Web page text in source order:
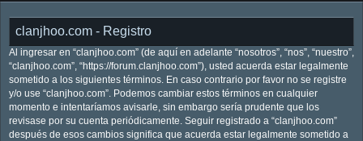
clanjhoo.com - Registro
Al ingresar en “clanjhoo.com” (de aquí en adelante “nosotros”, “nos”, “nuestro”,
“clanjhoo.com”, “https://forum.clanjhoo.com”), usted acuerda estar legalmente
sometido a los siguientes términos. En caso contrario por favor no se registre
y/o use “clanjhoo.com”. Podemos cambiar estos términos en cualquier
momento e intentaríamos avisarle, sin embargo sería prudente que los
revisase por su cuenta periódicamente. Seguir registrado a “clanjhoo.com”
después de esos cambios significa que acuerda estar legalmente sometido a